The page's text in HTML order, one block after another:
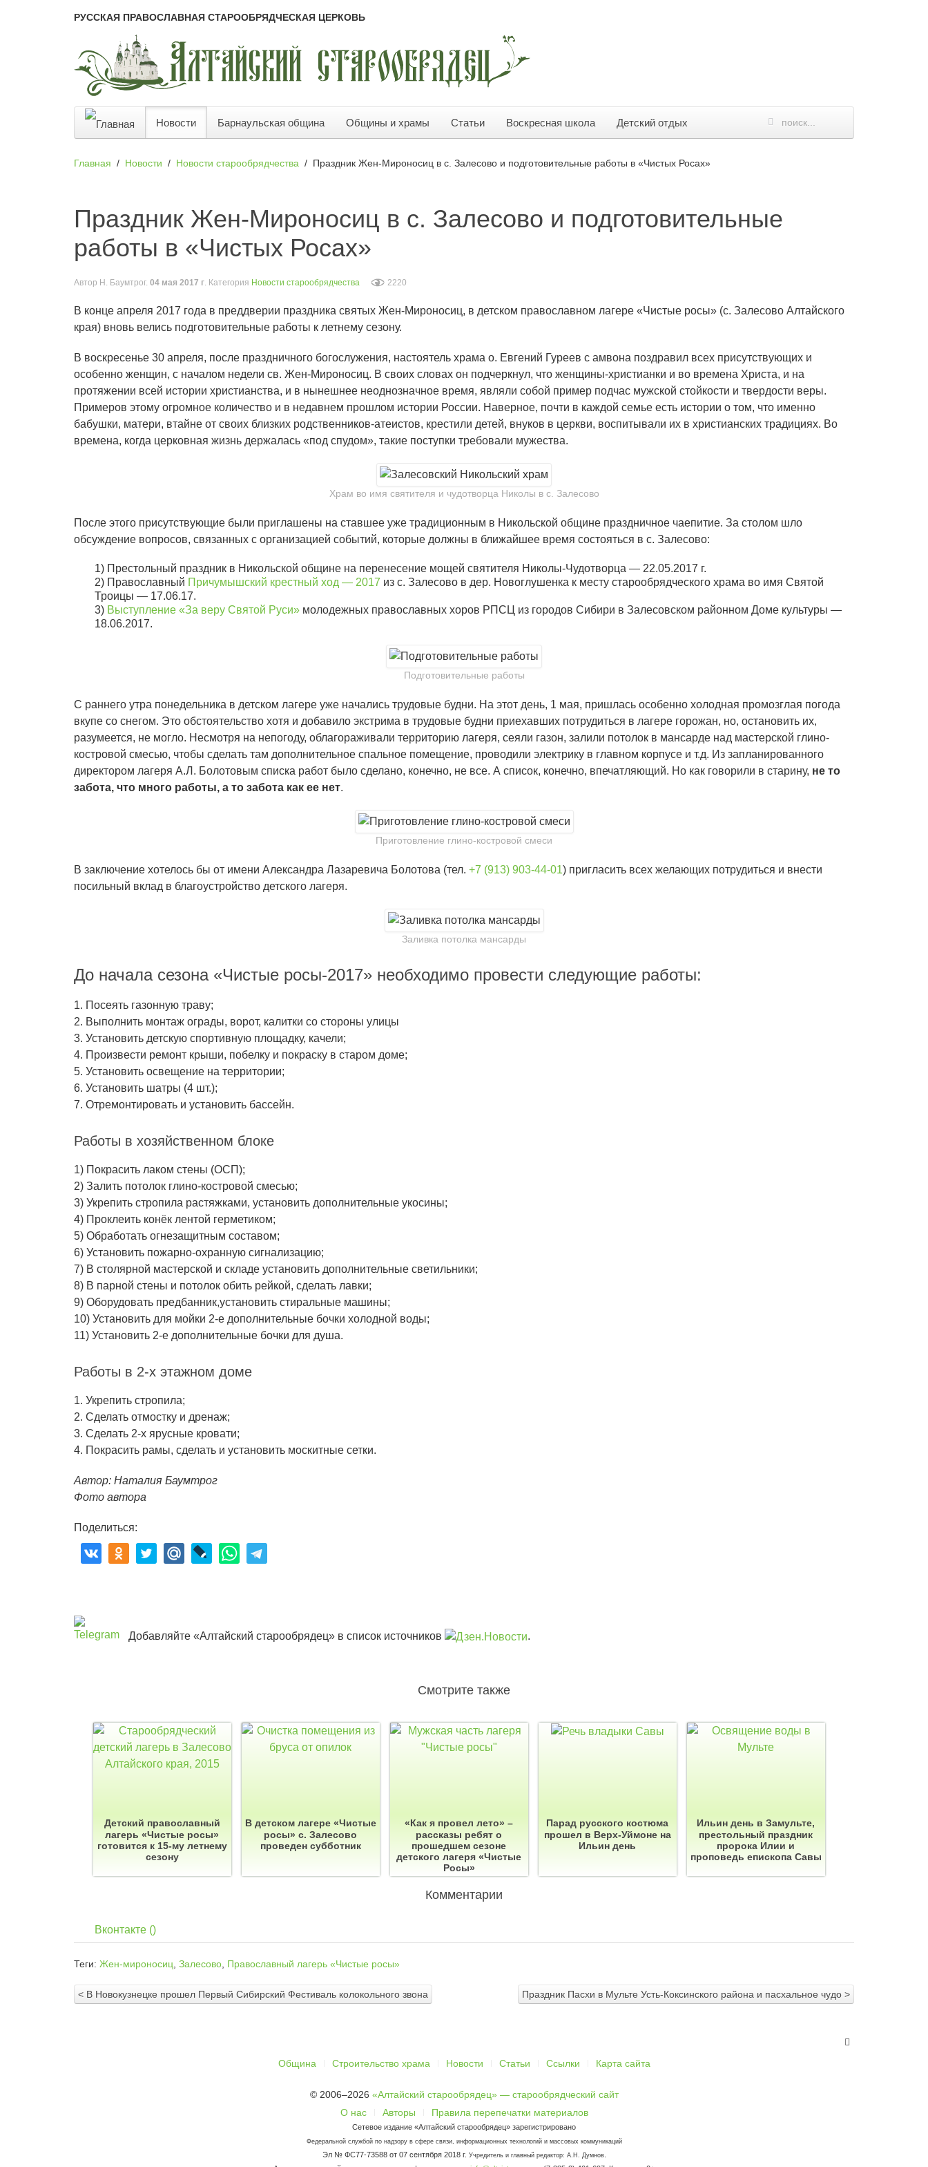
РУССКАЯ ПРАВОСЛАВНАЯ СТАРООБРЯДЧЕСКАЯ ЦЕРКОВЬ
Новости Барнаульская община Общины и храмы Статьи Воскресная школа Детский отдых
Главная Новости Новости старообрядчества Праздник Жен-Мироносиц в с. Залесово и подготовительные работы в «Чистых Росах»
Праздник Жен-Мироносиц в с. Залесово и подготовительные
работы в «Чистых Росах»
Автор Н. Баумтрог. 04 мая 2017 г. Категория Новости старообрядчества 2220
В конце апреля 2017 года в преддверии праздника святых Жен-Мироносиц, в детском православном лагере «Чистые росы» (с. Залесово Алтайского
края) вновь велись подготовительные работы к летнему сезону.
В воскресенье 30 апреля, после праздничного богослужения, настоятель храма о. Евгений Гуреев с амвона поздравил всех присутствующих и
особенно женщин, с началом недели св. Жен-Мироносиц. В своих словах он подчеркнул, что женщины-христианки и во времена Христа, и на
протяжении всей истории христианства, и в нынешнее неоднозначное время, являли собой пример подчас мужской стойкости и твердости веры.
Примеров этому огромное количество и в недавнем прошлом истории России. Наверное, почти в каждой семье есть истории о том, что именно
бабушки, матери, втайне от своих близких родственников-атеистов, крестили детей, внуков в церкви, воспитывали их в христианских традициях. Во
времена, когда церковная жизнь держалась «под спудом», такие поступки требовали мужества.
Храм во имя святителя и чудотворца Николы в с. Залесово
После этого присутствующие были приглашены на ставшее уже традиционным в Никольской общине праздничное чаепитие. За столом шло
обсуждение вопросов, связанных с организацией событий, которые должны в ближайшее время состояться в с. Залесово:
1) Престольный праздник в Никольской общине на перенесение мощей святителя Николы-Чудотворца — 22.05.2017 г.
2) Православный Причумышский крестный ход — 2017 из с. Залесово в дер. Новоглушенка к месту старообрядческого храма во имя Святой
Троицы — 17.06.17.
3) Выступление «За веру Святой Руси» молодежных православных хоров РПСЦ из городов Сибири в Залесовском районном Доме культуры —
18.06.2017.
Подготовительные работы
С раннего утра понедельника в детском лагере уже начались трудовые будни. На этот день, 1 мая, пришлась особенно холодная промозглая погода
вкупе со снегом. Это обстоятельство хотя и добавило экстрима в трудовые будни приехавших потрудиться в лагере горожан, но, остановить их,
разумеется, не могло. Несмотря на непогоду, облагораживали территорию лагеря, сеяли газон, залили потолок в мансарде над мастерской глино-
костровой смесью, чтобы сделать там дополнительное спальное помещение, проводили электрику в главном корпусе и т.д. Из запланированного
директором лагеря А.Л. Болотовым списка работ было сделано, конечно, не все. А список, конечно, впечатляющий. Но как говорили в старину, не то
забота, что много работы, а то забота как ее нет.
Приготовление глино-костровой смеси
В заключение хотелось бы от имени Александра Лазаревича Болотова (тел. +7 (913) 903-44-01) пригласить всех желающих потрудиться и внести
посильный вклад в благоустройство детского лагеря.
Заливка потолка мансарды
До начала сезона «Чистые росы-2017» необходимо провести следующие работы:
1. Посеять газонную траву;
2. Выполнить монтаж ограды, ворот, калитки со стороны улицы
3. Установить детскую спортивную площадку, качели;
4. Произвести ремонт крыши, побелку и покраску в старом доме;
5. Установить освещение на территории;
6. Установить шатры (4 шт.);
7. Отремонтировать и установить бассейн.
Работы в хозяйственном блоке
1) Покрасить лаком стены (ОСП);
2) Залить потолок глино-костровой смесью;
3) Укрепить стропила растяжками, установить дополнительные укосины;
4) Проклеить конёк лентой герметиком;
5) Обработать огнезащитным составом;
6) Установить пожарно-охранную сигнализацию;
7) В столярной мастерской и складе установить дополнительные светильники;
8) В парной стены и потолок обить рейкой, сделать лавки;
9) Оборудовать предбанник,установить стиральные машины;
10) Установить для мойки 2-е дополнительные бочки холодной воды;
11) Установить 2-е дополнительные бочки для душа.
Работы в 2-х этажном доме
1. Укрепить стропила;
2. Сделать отмостку и дренаж;
3. Сделать 2-х ярусные кровати;
4. Покрасить рамы, сделать и установить москитные сетки.
Автор: Наталия Баумтрог
Фото автора
Поделиться:
Добавляйте «Алтайский старообрядец» в список источников .
Смотрите также
Детский православный
лагерь «Чистые росы»
готовится к 15-му летнему
сезону
В детском лагере «Чистые
росы» с. Залесово
проведен субботник
«Как я провел лето» –
рассказы ребят о
прошедшем сезоне
детского лагеря «Чистые
Росы»
Парад русского костюма
прошел в Верх-Уймоне на
Ильин день
Ильин день в Замульте,
престольный праздник
пророка Илии и
проповедь епископа Савы
Комментарии
Вконтакте ()
Теги: Жен-мироносиц, Залесово, Православный лагерь «Чистые росы»
< В Новокузнецке прошел Первый Сибирский Фестиваль колокольного звона Праздник Пасхи в Мульте Усть-Коксинского района и пасхальное чудо >
Община Строительство храма Новости Статьи Ссылки Карта сайта
© 2006–2026 «Алтайский старообрядец» — старообрядческий сайт
О нас
Авторы Правила перепечатки материалов
Сетевое издание «Алтайский старообрядец» зарегистрировано
Федеральной службой по надзору в сфере связи, информационных технологий и массовых коммуникаций
Эл № ФС77-73588 от 07 сентября 2018 г. Учредитель и главный редактор: А.Н. Думнов.